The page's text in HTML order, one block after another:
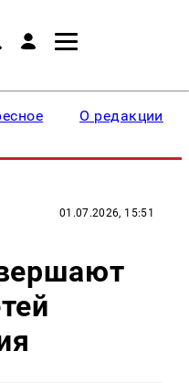
О редакции
01.07.2026, 15:51